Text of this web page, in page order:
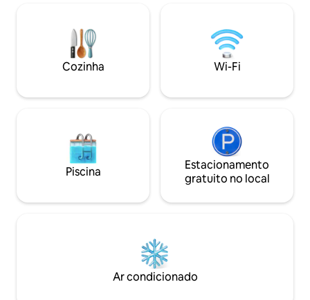
e relaxe tranquilamente na sauna. É um
pequeno alojamento, semelhante a um
retiro, onde pode descansar a mente e o
corpo na natureza. Os animais de
recomendada para casais, casais
consecutivas. Pode acomodar até 4
pessoas. Há 1 cama king, 1 beliche e 1
sofá-cama. Totalmente equipado com
cozinha, chuveiro, sanita e ar
15:00 e o check-out é às 10:00. O
certifique-se de que mantém todo o lixo
no interior. Por favor, use fato de banho
e roupa de sauna quando utilizar a
fabricante de
interior foi
estilo vintage
como tema
desfrutar de uma
acabado de fazer
sala de estar ao
churrasco com a
Também pode
no Lago Motosu,
Fuji ◎ Por favor,
Cozinha Wi-Fi
Piscina
Estacionamento
gratuito no local
Ar condicionado